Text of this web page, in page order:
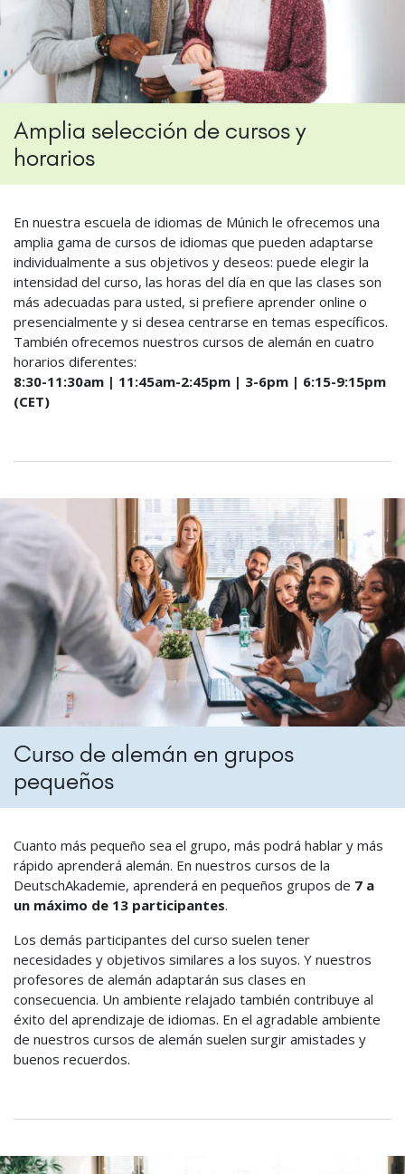
Amplia selección de cursos y
horarios
En nuestra escuela de idiomas de Múnich le ofrecemos una
amplia gama de cursos de idiomas que pueden adaptarse
individualmente a sus objetivos y deseos: puede elegir la
intensidad del curso, las horas del día en que las clases son
más adecuadas para usted, si prefiere aprender online o
presencialmente y si desea centrarse en temas específicos.
También ofrecemos nuestros cursos de alemán en cuatro
horarios diferentes:
8:30-11:30am | 11:45am-2:45pm | 3-6pm | 6:15-9:15pm
(CET)
Curso de alemán en grupos
pequeños
Cuanto más pequeño sea el grupo, más podrá hablar y más
rápido aprenderá alemán. En nuestros cursos de la
DeutschAkademie, aprenderá en pequeños grupos de 7 a
un máximo de 13 participantes.
Los demás participantes del curso suelen tener
necesidades y objetivos similares a los suyos. Y nuestros
profesores de alemán adaptarán sus clases en
consecuencia. Un ambiente relajado también contribuye al
éxito del aprendizaje de idiomas. En el agradable ambiente
de nuestros cursos de alemán suelen surgir amistades y
buenos recuerdos.